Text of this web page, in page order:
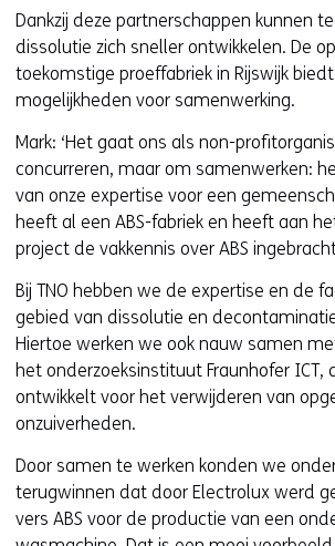
Dankzij deze partnerschappen kunnen
dissolutie zich sneller ontwikkelen. De
toekomstige proeffabriek in Rijswijk
mogelijkheden voor samenwerking.
Mark: ‘Het gaat ons als non-
concurreren, maar om samenwerken:
van onze expertise voor een
heeft al een ABS-fabriek en heeft aan
project de vakkennis over ABS
Bij TNO hebben we de expertise en de
gebied van dissolutie en
Hiertoe werken we ook nauw samen
het onderzoeksinstituut Fraunhofer ICT,
ontwikkelt voor het verwijderen van
onzuiverheden.
Door samen te werken konden we
terugwinnen dat door Electrolux werd
vers ABS voor de productie van een